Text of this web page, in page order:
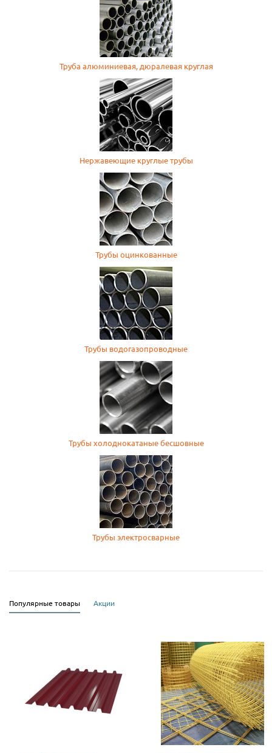
Труба алюминиевая, дюралевая круглая
Нержавеющие круглые трубы
Трубы оцинкованные
Трубы водогазопроводные
Трубы холоднокатаные бесшовные
Трубы электросварные
Популярные товары Акции